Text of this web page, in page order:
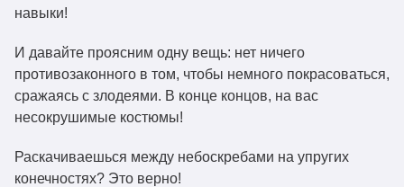
навыки!
И давайте проясним одну вещь: нет ничего
противозаконного в том, чтобы немного покрасоваться,
сражаясь с злодеями. В конце концов, на вас
несокрушимые костюмы!
Раскачиваешься между небоскребами на упругих
конечностях? Это верно!